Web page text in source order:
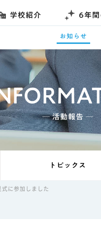
学校紹介 6年間
お知らせ
─ 活動報告 ─
トピックス
式に参加しました